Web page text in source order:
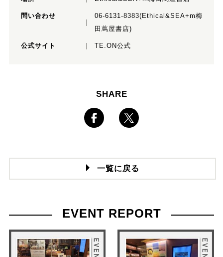
問い合わせ
06-6131-8383(Ethical&SEA+m梅
田蔦屋書店)
公式サイト TE.ON公式
SHARE
一覧に戻る
EVENT REPORT